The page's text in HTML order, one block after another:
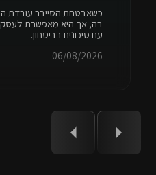
כשאבטחת הסייבר עובדת
בה, אך היא מאפשרת לעסק
עם סיכונים בביטחון.
06/08/2026